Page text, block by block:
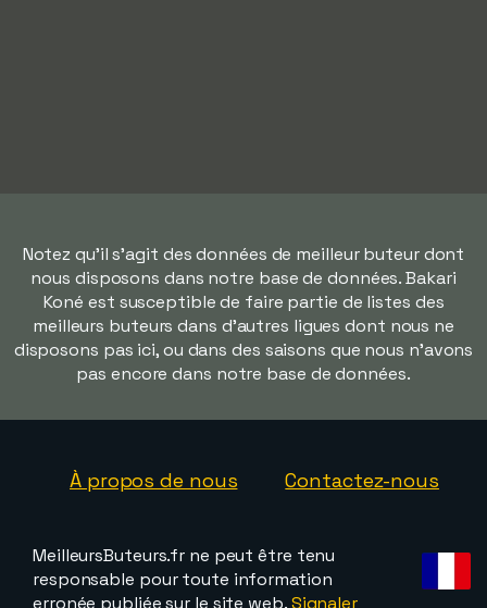
Notez qu'il s'agit des données de meilleur buteur dont
nous disposons dans notre base de données. Bakari
Koné est susceptible de faire partie de listes des
meilleurs buteurs dans d'autres ligues dont nous ne
disposons pas ici, ou dans des saisons que nous n'avons
pas encore dans notre base de données.
À propos de nous Contactez-nous
MeilleursButeurs.fr ne peut être tenu
responsable pour toute information
erronée publiée sur le site web.Signaler